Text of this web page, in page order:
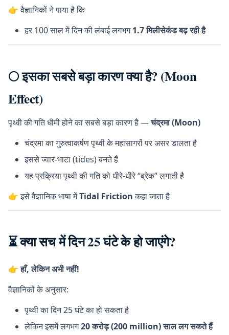
👉 वैज्ञानिकों ने पाया है कि
हर 100 साल में दिन की लंबाई लगभग1.7 मिलीसेकंड बढ़ रही है
🌕 इसका सबसे बड़ा कारण क्या है? (Moon
Effect)
पृथ्वी की गति धीमी होने का सबसे बड़ा कारण है —चंद्रमा (Moon)
चंद्रमा का गुरुत्वाकर्षण पृथ्वी के महासागरों पर असर डालता है
इससे ज्वार-भाटा (tides) बनते हैं
यह प्रक्रिया पृथ्वी की गति को धीरे-धीरे “ब्रेक” लगाती है
👉 इसे वैज्ञानिक भाषा मेंTidal Frictionकहा जाता है
⏳ क्या सच में दिन 25 घंटे के हो जाएंगे?
👉हाँ, लेकिन अभी नहीं!
वैज्ञानिकों के अनुसार:
पृथ्वी का दिन 25 घंटे का हो सकता है
लेकिन इसमें लगभग20 करोड़ (200 million) साल लग सकते हैं